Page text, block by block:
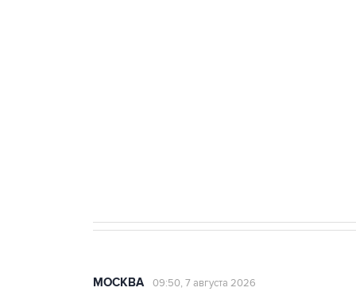
МОСКВА 09:50, 7 августа 2026